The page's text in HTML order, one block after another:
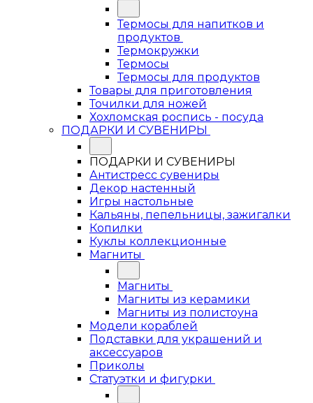
Термосы для напитков и
продуктов
Термокружки
Термосы
Термосы для продуктов
Товары для приготовления
Точилки для ножей
Хохломская роспись - посуда
ПОДАРКИ И СУВЕНИРЫ
ПОДАРКИ И СУВЕНИРЫ
Антистресс сувениры
Декор настенный
Игры настольные
Кальяны, пепельницы, зажигалки
Копилки
Куклы коллекционные
Магниты
Магниты
Магниты из керамики
Магниты из полистоуна
Модели кораблей
Подставки для украшений и
аксессуаров
Приколы
Статуэтки и фигурки